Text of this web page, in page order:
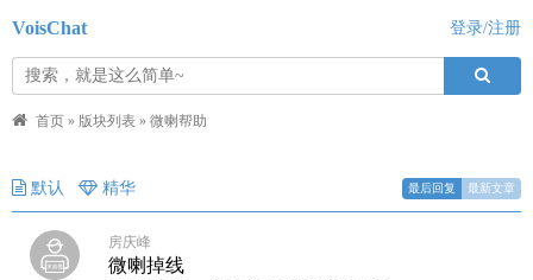
VoisChat 登录/注册
首页 » 版块列表 » 微喇帮助
默认 精华 最后回复 最新文章
房庆峰
微喇掉线